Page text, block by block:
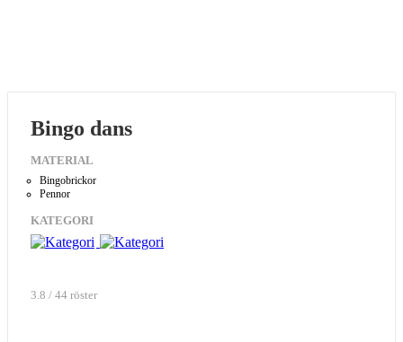
Bingo dans
MATERIAL
Bingobrickor
Pennor
KATEGORI
3.8 / 44 röster